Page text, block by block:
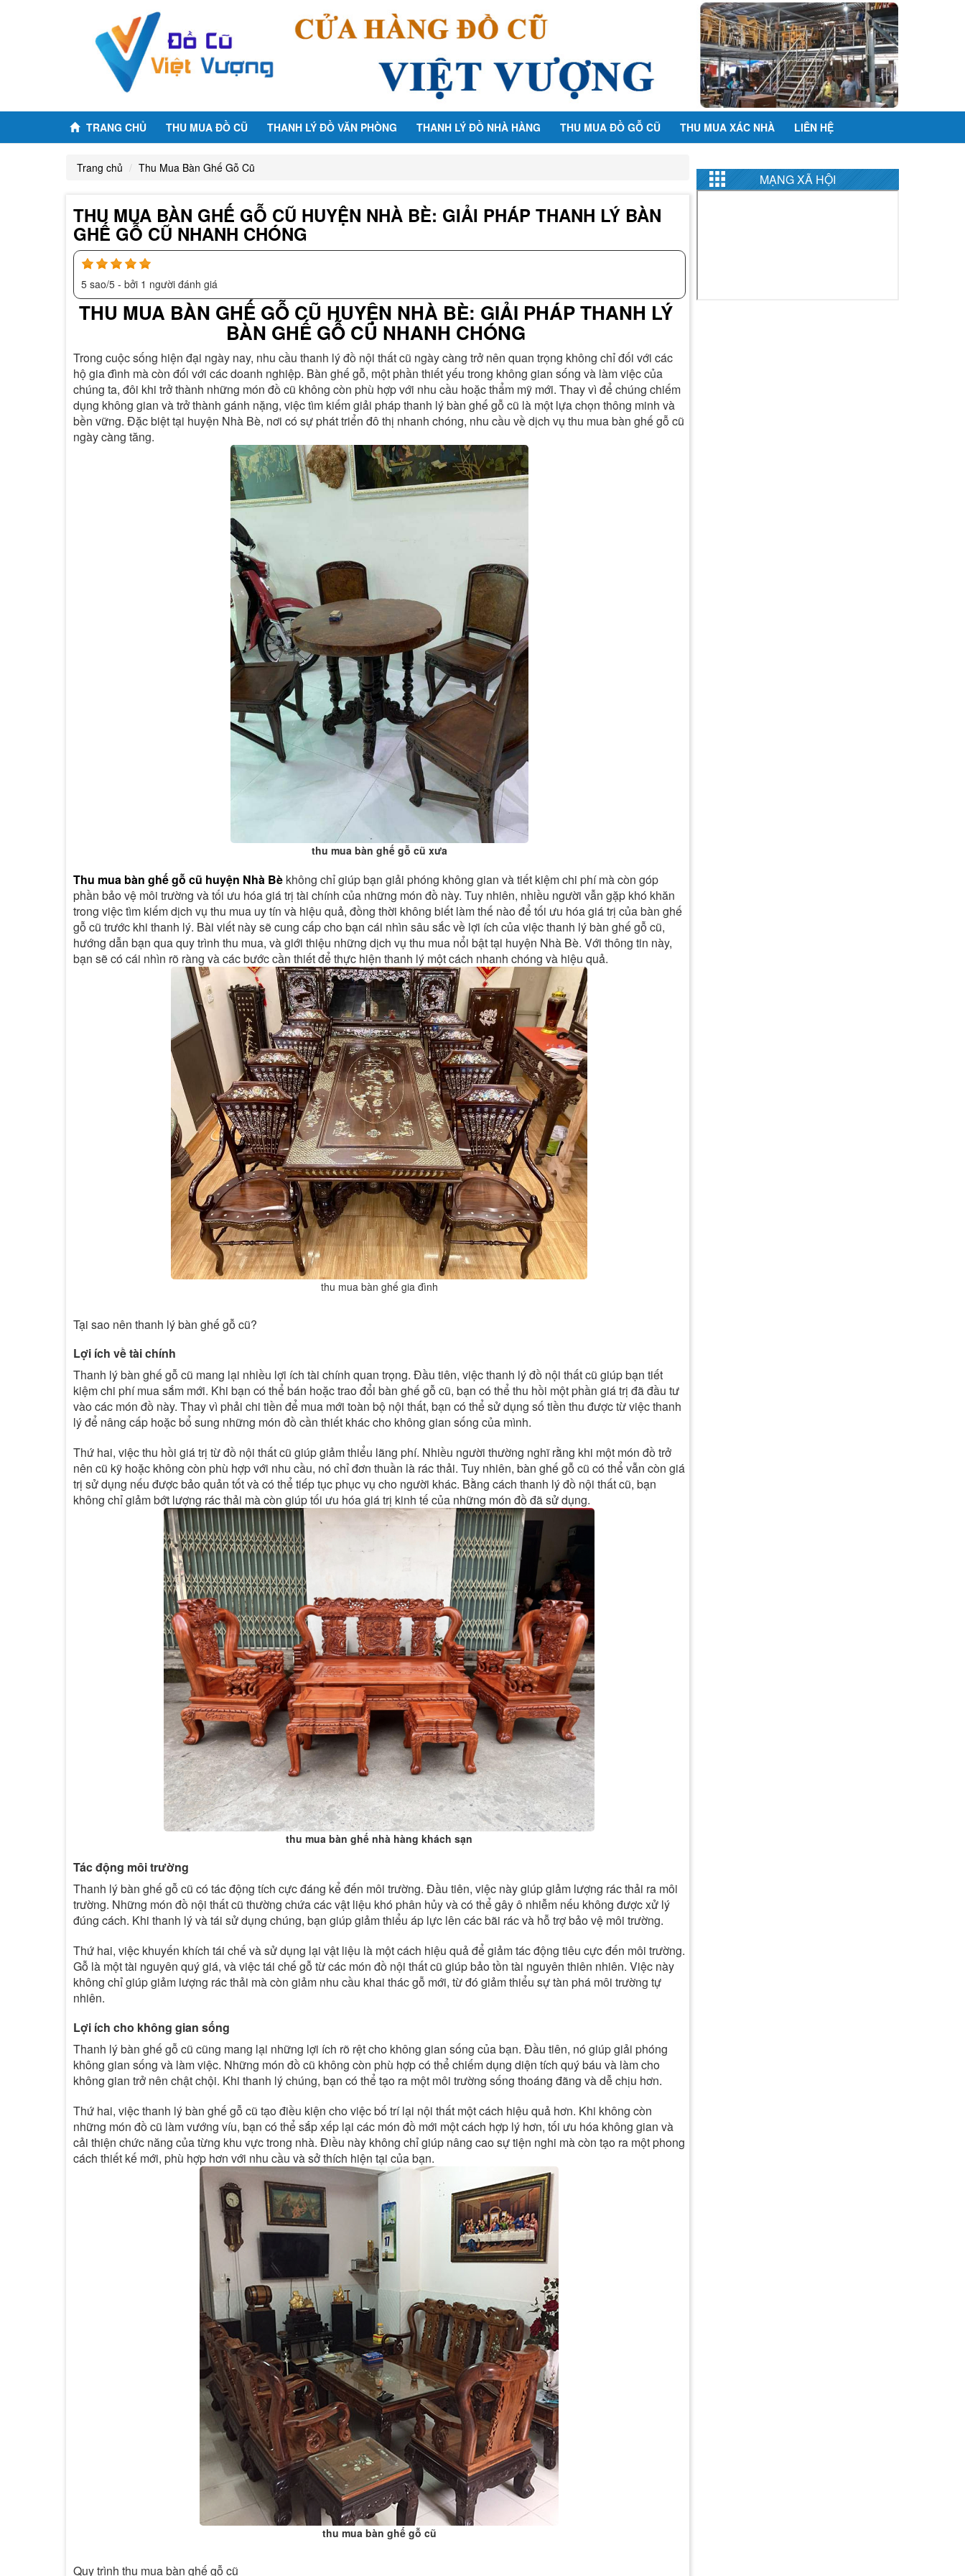
TRANG CHỦ THU MUA ĐỒ CŨ THANH LÝ ĐỒ VĂN PHÒNG THANH LÝ ĐỒ NHÀ HÀNG THU MUA ĐỒ GỖ CŨ THU MUA XÁC NHÀ LIÊN HỆ
MẠNG XÃ HỘI
Trang chủ Thu Mua Bàn Ghế Gỗ Cũ
THU MUA BÀN GHẾ GỖ CŨ HUYỆN NHÀ BÈ: GIẢI PHÁP THANH LÝ BÀN
GHẾ GỖ CŨ NHANH CHÓNG
5 sao/5 - bởi 1 người đánh giá
THU MUA BÀN GHẾ GỖ CŨ HUYỆN NHÀ BÈ: GIẢI PHÁP THANH LÝ
BÀN GHẾ GỖ CŨ NHANH CHÓNG
Trong cuộc sống hiện đại ngày nay, nhu cầu thanh lý đồ nội thất cũ ngày càng trở nên quan trọng không chỉ đối với các
hộ gia đình mà còn đối với các doanh nghiệp. Bàn ghế gỗ, một phần thiết yếu trong không gian sống và làm việc của
chúng ta, đôi khi trở thành những món đồ cũ không còn phù hợp với nhu cầu hoặc thẩm mỹ mới. Thay vì để chúng chiếm
dụng không gian và trở thành gánh nặng, việc tìm kiếm giải pháp thanh lý bàn ghế gỗ cũ là một lựa chọn thông minh và
bền vững. Đặc biệt tại huyện Nhà Bè, nơi có sự phát triển đô thị nhanh chóng, nhu cầu về dịch vụ thu mua bàn ghế gỗ cũ
ngày càng tăng.
thu mua bàn ghế gỗ cũ xưa
Thu mua bàn ghế gỗ cũ huyện Nhà Bè không chỉ giúp bạn giải phóng không gian và tiết kiệm chi phí mà còn góp
phần bảo vệ môi trường và tối ưu hóa giá trị tài chính của những món đồ này. Tuy nhiên, nhiều người vẫn gặp khó khăn
trong việc tìm kiếm dịch vụ thu mua uy tín và hiệu quả, đồng thời không biết làm thế nào để tối ưu hóa giá trị của bàn ghế
gỗ cũ trước khi thanh lý. Bài viết này sẽ cung cấp cho bạn cái nhìn sâu sắc về lợi ích của việc thanh lý bàn ghế gỗ cũ,
hướng dẫn bạn qua quy trình thu mua, và giới thiệu những dịch vụ thu mua nổi bật tại huyện Nhà Bè. Với thông tin này,
bạn sẽ có cái nhìn rõ ràng và các bước cần thiết để thực hiện thanh lý một cách nhanh chóng và hiệu quả.
thu mua bàn ghế gia đình
Tại sao nên thanh lý bàn ghế gỗ cũ?
Lợi ích về tài chính
Thanh lý bàn ghế gỗ cũ mang lại nhiều lợi ích tài chính quan trọng. Đầu tiên, việc thanh lý đồ nội thất cũ giúp bạn tiết
kiệm chi phí mua sắm mới. Khi bạn có thể bán hoặc trao đổi bàn ghế gỗ cũ, bạn có thể thu hồi một phần giá trị đã đầu tư
vào các món đồ này. Thay vì phải chi tiền để mua mới toàn bộ nội thất, bạn có thể sử dụng số tiền thu được từ việc thanh
lý để nâng cấp hoặc bổ sung những món đồ cần thiết khác cho không gian sống của mình.
Thứ hai, việc thu hồi giá trị từ đồ nội thất cũ giúp giảm thiểu lãng phí. Nhiều người thường nghĩ rằng khi một món đồ trở
nên cũ kỹ hoặc không còn phù hợp với nhu cầu, nó chỉ đơn thuần là rác thải. Tuy nhiên, bàn ghế gỗ cũ có thể vẫn còn giá
trị sử dụng nếu được bảo quản tốt và có thể tiếp tục phục vụ cho người khác. Bằng cách thanh lý đồ nội thất cũ, bạn
không chỉ giảm bớt lượng rác thải mà còn giúp tối ưu hóa giá trị kinh tế của những món đồ đã sử dụng.
thu mua bàn ghế nhà hàng khách sạn
Tác động môi trường
Thanh lý bàn ghế gỗ cũ có tác động tích cực đáng kể đến môi trường. Đầu tiên, việc này giúp giảm lượng rác thải ra môi
trường. Những món đồ nội thất cũ thường chứa các vật liệu khó phân hủy và có thể gây ô nhiễm nếu không được xử lý
đúng cách. Khi thanh lý và tái sử dụng chúng, bạn giúp giảm thiểu áp lực lên các bãi rác và hỗ trợ bảo vệ môi trường.
Thứ hai, việc khuyến khích tái chế và sử dụng lại vật liệu là một cách hiệu quả để giảm tác động tiêu cực đến môi trường.
Gỗ là một tài nguyên quý giá, và việc tái chế gỗ từ các món đồ nội thất cũ giúp bảo tồn tài nguyên thiên nhiên. Việc này
không chỉ giúp giảm lượng rác thải mà còn giảm nhu cầu khai thác gỗ mới, từ đó giảm thiểu sự tàn phá môi trường tự
nhiên.
Lợi ích cho không gian sống
Thanh lý bàn ghế gỗ cũ cũng mang lại những lợi ích rõ rệt cho không gian sống của bạn. Đầu tiên, nó giúp giải phóng
không gian sống và làm việc. Những món đồ cũ không còn phù hợp có thể chiếm dụng diện tích quý báu và làm cho
không gian trở nên chật chội. Khi thanh lý chúng, bạn có thể tạo ra một môi trường sống thoáng đãng và dễ chịu hơn.
Thứ hai, việc thanh lý bàn ghế gỗ cũ tạo điều kiện cho việc bố trí lại nội thất một cách hiệu quả hơn. Khi không còn
những món đồ cũ làm vướng víu, bạn có thể sắp xếp lại các món đồ mới một cách hợp lý hơn, tối ưu hóa không gian và
cải thiện chức năng của từng khu vực trong nhà. Điều này không chỉ giúp nâng cao sự tiện nghi mà còn tạo ra một phong
cách thiết kế mới, phù hợp hơn với nhu cầu và sở thích hiện tại của bạn.
thu mua bàn ghế gỗ cũ
Quy trình thu mua bàn ghế gỗ cũ